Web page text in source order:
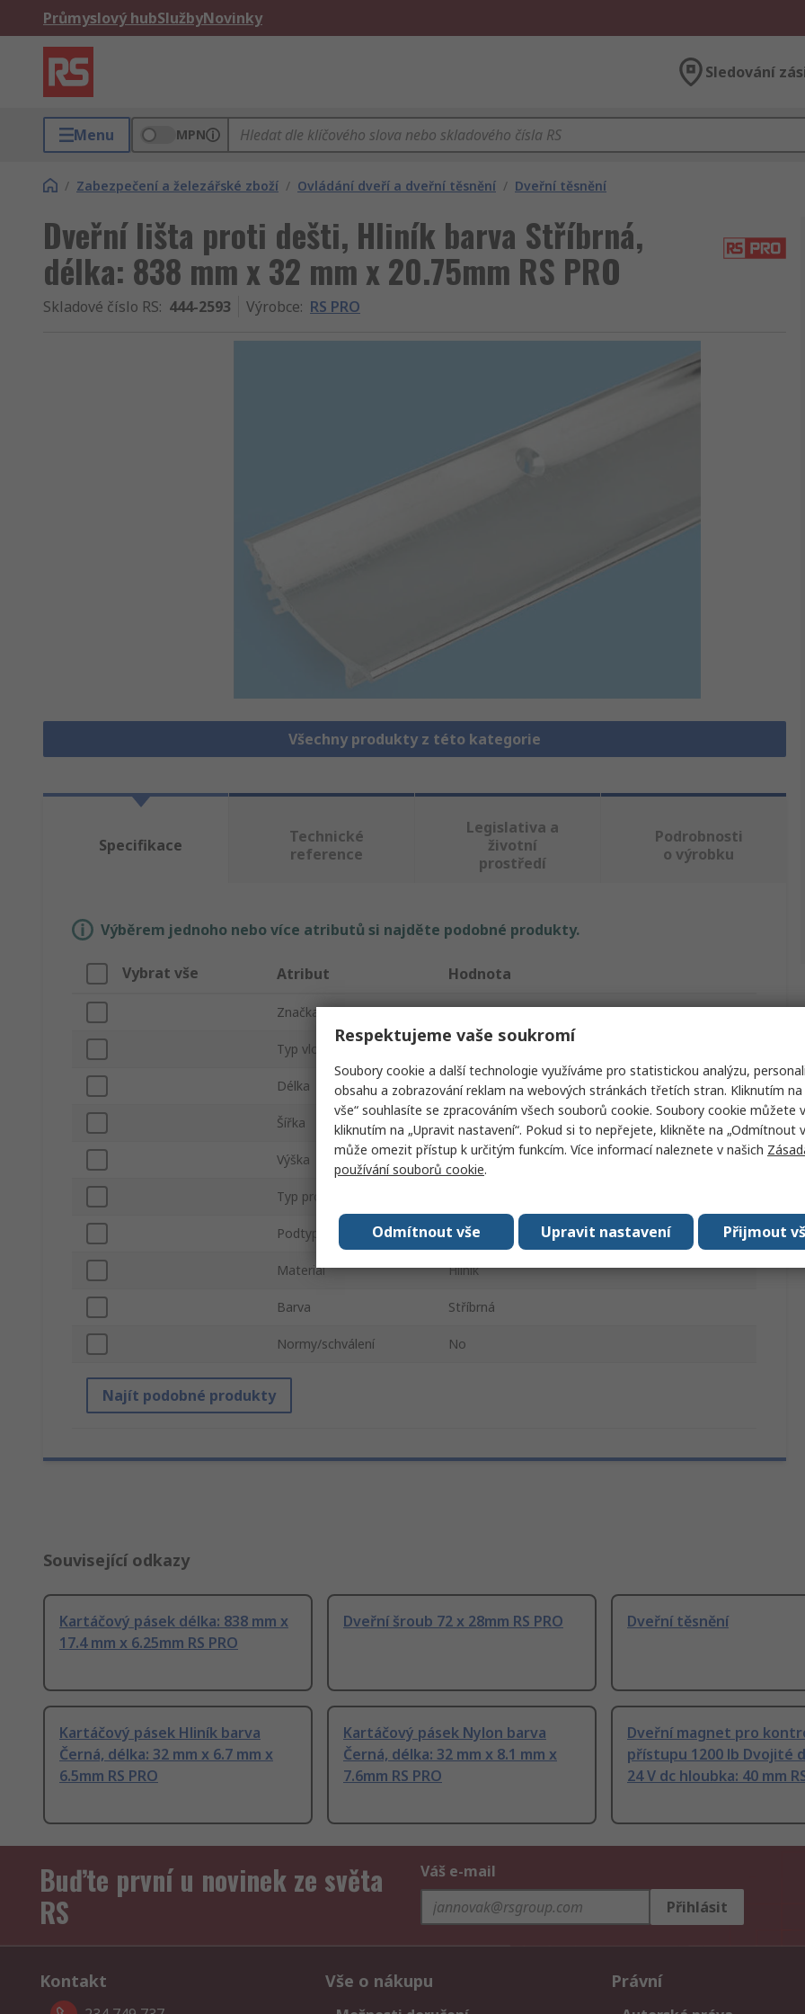
Průmyslový hubSlužbyNovinky
Sledování
Menu MPN
/ Zabezpečení a železářské zboží / Ovládání dveří a dveřní těsnění / Dveřní těsnění
Dveřní lišta proti dešti, Hliník barva Stříbrná,
délka: 838 mm x 32 mm x 20.75mm RS PRO
Skladové číslo RS: 444-2593 Výrobce: RS PRO
Všechny produkty z této kategorie
Specifikace
Technické
reference
Legislativa a
životní
prostředí
Podrobnosti
o výrobku
Výběrem jednoho nebo více atributů si najděte podobné produkty.
Vybrat vše Atribut Hodnota
Značka RS PRO
Typ vložky
Délka 838mm
Šířka 20.75mm
Výška 32mm
Typ produktu
Podtyp Těsnění proti povětrnostním vlivům
Materiál Hliník
Barva Stříbrná
Normy/schválení No
Najít podobné produkty
Související odkazy
Kartáčový pásek délka: 838 mm x
17.4 mm x 6.25mm RS PRO
Dveřní šroub 72 x 28mm RS PRO Dveřní těsnění
Kartáčový pásek Hliník barva
Černá, délka: 32 mm x 6.7 mm x
6.5mm RS PRO
Kartáčový pásek Nylon barva
Černá, délka: 32 mm x 8.1 mm x
7.6mm RS PRO
Dveřní magnet pro
přístupu 1200 lb Dvojité
24 V dc hloubka: 40 mm
Buďte první u novinek ze světa
RS
Váš e-mail
Přihlásit
Kontakt Vše o nákupu Právní
Respektujeme vaše soukromí
Soubory cookie a další technologie využíváme pro statistickou analýzu,
obsahu a zobrazování reklam na webových stránkách třetích stran. Kliknutím
vše“ souhlasíte se zpracováním všech souborů cookie. Soubory cookie můžete
kliknutím na „Upravit nastavení“. Pokud si to nepřejete, klikněte na „Odmítnout
může omezit přístup k určitým funkcím. Více informací naleznete v našich
používání souborů cookie.
Přijmout
Upravit nastavení
Odmítnout vše